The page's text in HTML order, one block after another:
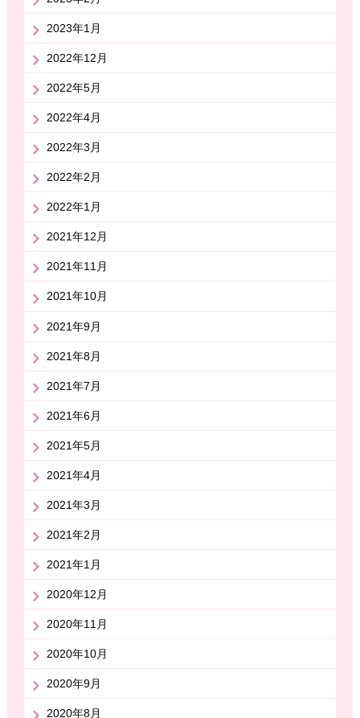
2023年1月
2022年12月
2022年5月
2022年4月
2022年3月
2022年2月
2022年1月
2021年12月
2021年11月
2021年10月
2021年9月
2021年8月
2021年7月
2021年6月
2021年5月
2021年4月
2021年3月
2021年2月
2021年1月
2020年12月
2020年11月
2020年10月
2020年9月
2020年8月